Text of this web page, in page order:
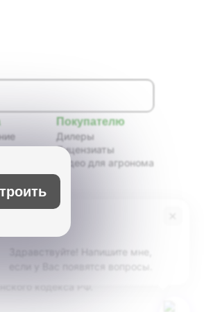
Здравствуйте! Напишите мне,
Покупателю
Дилеры
Лицензиаты
Видео для агронома
институт масличных